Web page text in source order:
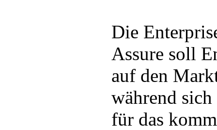
Die
Assure soll
auf den
während
für das